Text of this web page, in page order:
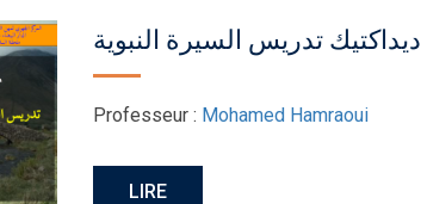
ديداكتيك تدريس السيرة النبوية
Professeur : Mohamed Hamraoui
LIRE